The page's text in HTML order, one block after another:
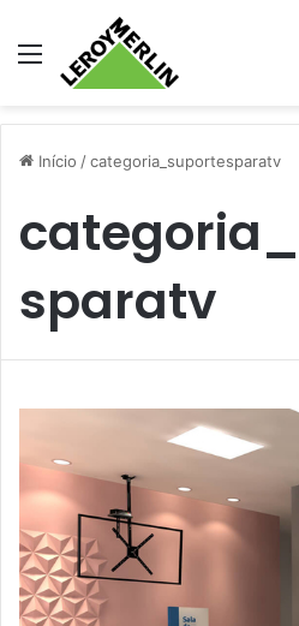
Menu
Início /categoria_suportesparatv
sparatv